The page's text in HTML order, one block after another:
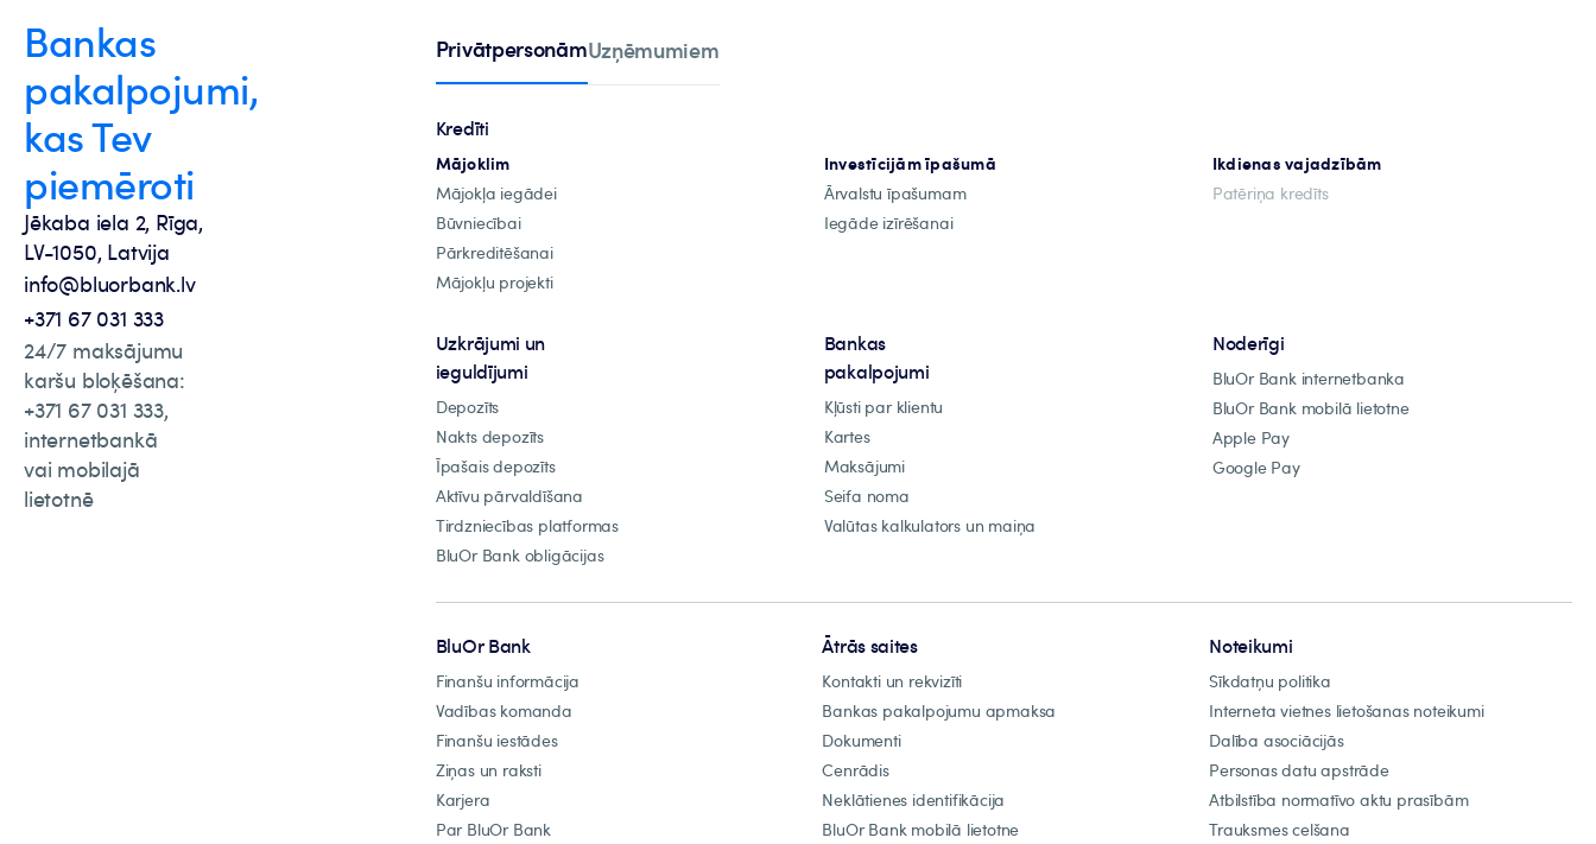
Bankas
pakalpojumi,
kas Tev
piemēroti
Jēkaba iela 2, Rīga,
LV-1050, Latvija
info@bluorbank.lv
+371 67 031 333
24/7 maksājumu
karšu bloķēšana:
+371 67 031 333,
internetbankā
vai mobilajā
lietotnē
PrivātpersonāmUzņēmumiem
Kredīti
Mājoklim
Mājokļa iegādei
Būvniecībai
Pārkreditēšanai
Mājokļu projekti
Investīcijām īpašumā
Ārvalstu īpašumam
Iegāde izīrēšanai
Ikdienas vajadzībām
Patēriņa kredīts
Uzkrājumi un
ieguldījumi
Depozīts
Nakts depozīts
Īpašais depozīts
Aktīvu pārvaldīšana
Tirdzniecības platformas
BluOr Bank obligācijas
Bankas
pakalpojumi
Kļūsti par klientu
Kartes
Maksājumi
Seifa noma
Valūtas kalkulators un maiņa
Noderīgi
BluOr Bank internetbanka
BluOr Bank mobilā lietotne
Apple Pay
Google Pay
BluOr Bank
Finanšu informācija
Vadības komanda
Finanšu iestādes
Ziņas un raksti
Karjera
Par BluOr Bank
Ātrās saites
Kontakti un rekvizīti
Bankas pakalpojumu apmaksa
Dokumenti
Cenrādis
Neklātienes identifikācija
BluOr Bank mobilā lietotne
Noteikumi
Sīkdatņu politika
Interneta vietnes lietošanas noteikumi
Dalība asociācijās
Personas datu apstrāde
Atbilstība normatīvo aktu prasībām
Trauksmes celšana